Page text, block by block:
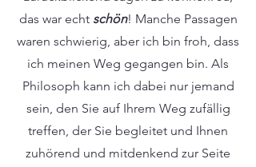
das war echt schön! Manche Passagen
waren schwierig, aber ich bin froh, dass
ich meinen Weg gegangen bin. Als
Philosoph kann ich dabei nur jemand
sein, den Sie auf Ihrem Weg zufällig
treffen, der Sie begleitet und Ihnen
zuhörend und mitdenkend zur Seite